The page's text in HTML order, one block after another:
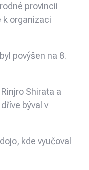
provincii
k organizaci
povýšen na 8.
Shirata a
býval v
kde vyučoval